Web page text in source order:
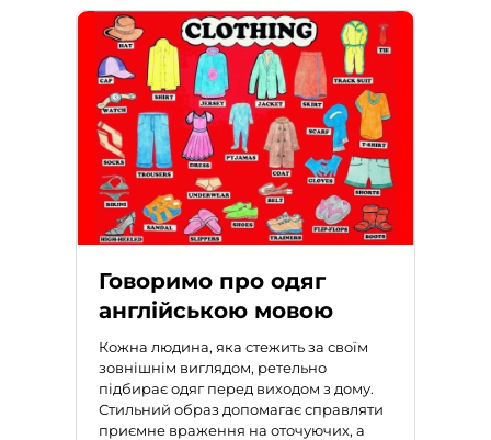
Говоримо про одяг
англійською мовою
Кожна людина, яка стежить за своїм
зовнішнім виглядом, ретельно
підбирає одяг перед виходом з дому.
Стильний образ допомагає справляти
приємне враження на оточуючих, а